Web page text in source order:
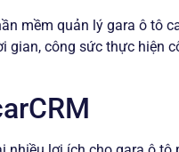
mềm quản lý gara ô tô
gian, công sức thực hiện